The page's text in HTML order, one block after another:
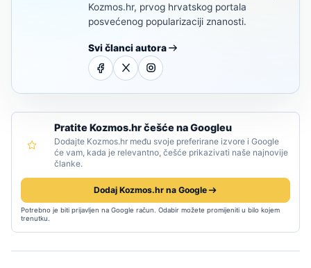
Kozmos.hr, prvog hrvatskog portala
posvećenog popularizaciji znanosti.
Svi članci autora
Pratite Kozmos.hr češće na Googleu
Dodajte Kozmos.hr među svoje preferirane izvore i Google
će vam, kada je relevantno, češće prikazivati naše najnovije
članke.
Dodaj Kozmos.hr na Google
Potrebno je biti prijavljen na Google račun. Odabir možete promijeniti u bilo kojem
trenutku.